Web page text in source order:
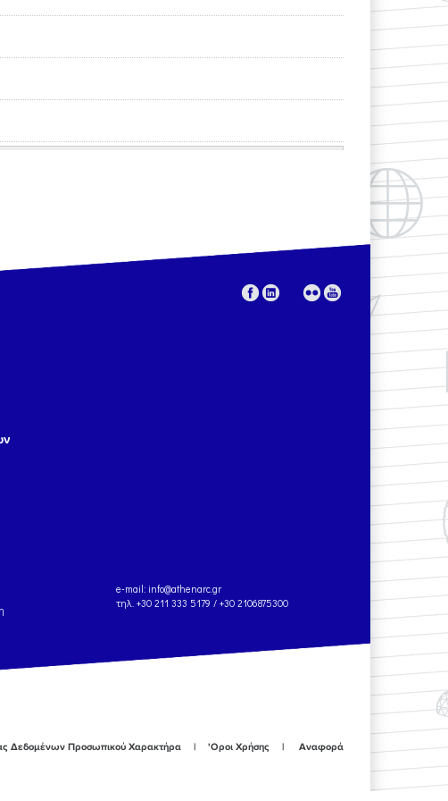
e-mail: info@athenarc.gr
τηλ. +30 211 333 5179 / +30 2106875300
Δεδομένων Προσωπικού Χαρακτήρα 'Οροι Χρήσης Αναφορά